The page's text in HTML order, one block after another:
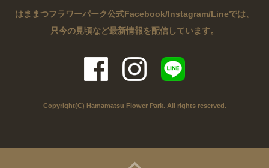
はままつフラワーパーク公式Facebook/Instagram/Lineでは、
只今の見頃など最新情報を配信しています。
Copyright(C) Hamamatsu Flower Park. All rights reserved.